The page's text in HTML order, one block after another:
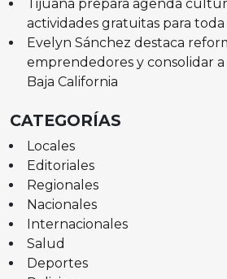
Tijuana prepara agenda
actividades gratuitas para toda
Evelyn Sánchez destaca
emprendedores y consolidar a
Baja California
CATEGORÍAS
Locales
Editoriales
Regionales
Nacionales
Internacionales
Salud
Deportes